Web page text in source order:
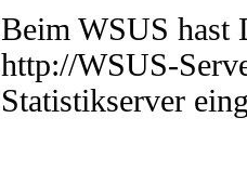
Beim WSUS hast
http://WSUS-
Statistikserver